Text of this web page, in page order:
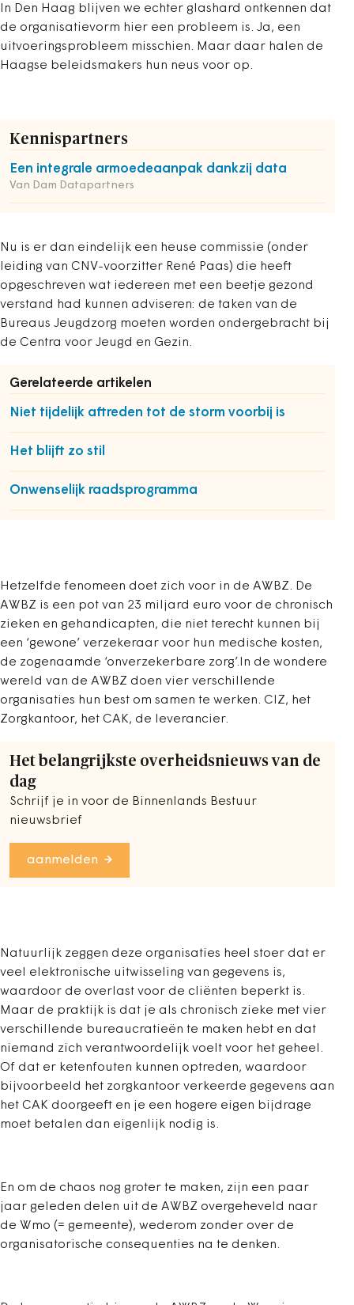
In Den Haag blijven we echter glashard ontkennen dat
de organisatievorm hier een probleem is. Ja, een
uitvoeringsprobleem misschien. Maar daar halen de
Haagse beleidsmakers hun neus voor op.
Kennispartners
Een integrale armoedeaanpak dankzij data
Van Dam Datapartners
Nu is er dan eindelijk een heuse commissie (onder
leiding van CNV-voorzitter René Paas) die heeft
opgeschreven wat iedereen met een beetje gezond
verstand had kunnen adviseren: de taken van de
Bureaus Jeugdzorg moeten worden ondergebracht bij
de Centra voor Jeugd en Gezin.
Gerelateerde artikelen
Niet tijdelijk aftreden tot de storm voorbij is
Het blijft zo stil
Onwenselijk raadsprogramma
Hetzelfde fenomeen doet zich voor in de AWBZ. De
AWBZ is een pot van 23 miljard euro voor de chronisch
zieken en gehandicapten, die niet terecht kunnen bij
een ‘gewone’ verzekeraar voor hun medische kosten,
de zogenaamde ‘onverzekerbare zorg’.In de wondere
wereld van de AWBZ doen vier verschillende
organisaties hun best om samen te werken. CIZ, het
Zorgkantoor, het CAK, de leverancier.
Het belangrijkste overheidsnieuws van de
dag
Schrijf je in voor de Binnenlands Bestuur
nieuwsbrief
aanmelden
Natuurlijk zeggen deze organisaties heel stoer dat er
veel elektronische uitwisseling van gegevens is,
waardoor de overlast voor de cliënten beperkt is.
Maar de praktijk is dat je als chronisch zieke met vier
verschillende bureaucratieën te maken hebt en dat
niemand zich verantwoordelijk voelt voor het geheel.
Of dat er ketenfouten kunnen optreden, waardoor
bijvoorbeeld het zorgkantoor verkeerde gegevens aan
het CAK doorgeeft en je een hogere eigen bijdrage
moet betalen dan eigenlijk nodig is.
En om de chaos nog groter te maken, zijn een paar
jaar geleden delen uit de AWBZ overgeheveld naar
de Wmo (= gemeente), wederom zonder over de
organisatorische consequenties na te denken.